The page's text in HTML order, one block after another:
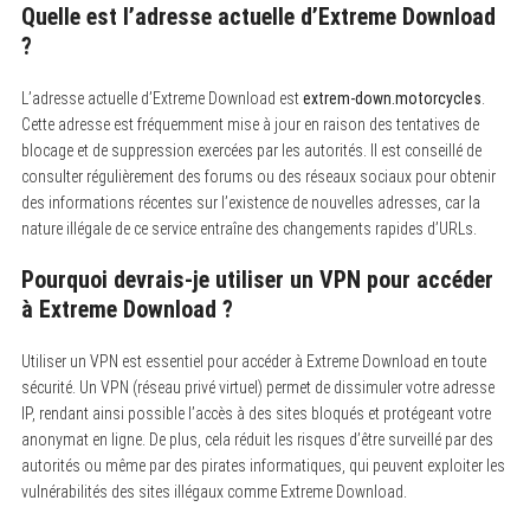
Quelle est l’adresse actuelle d’Extreme Download
?
L’adresse actuelle d’Extreme Download estextrem-down.motorcycles
Cette adresse est fréquemment mise à jour en raison des tentatives de
blocage et de suppression exercées par les autorités. Il est conseillé de
consulter régulièrement des forums ou des réseaux sociaux pour obtenir
des informations récentes sur l’existence de nouvelles adresses, car la
nature illégale de ce service entraîne des changements rapides d’URLs.
Pourquoi devrais-je utiliser un VPN pour accéder
à Extreme Download ?
Utiliser un VPN est essentiel pour accéder à Extreme Download en toute
sécurité. Un VPN (réseau privé virtuel) permet de dissimuler votre adresse
IP, rendant ainsi possible l’accès à des sites bloqués et protégeant votre
anonymat en ligne. De plus, cela réduit les risques d’être surveillé par des
autorités ou même par des pirates informatiques, qui peuvent exploiter les
vulnérabilités des sites illégaux comme Extreme Download.